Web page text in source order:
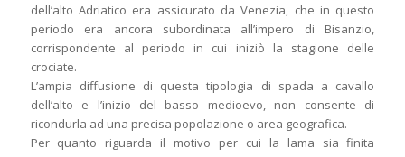
dell’alto Adriatico era assicurato da Venezia, che in questo
periodo era ancora subordinata all’impero di Bisanzio,
corrispondente al periodo in cui iniziò la stagione delle
crociate.
L’ampia diffusione di questa tipologia di spada a cavallo
dell’alto e l’inizio del basso medioevo, non consente di
ricondurla ad una precisa popolazione o area geografica.
Per quanto riguarda il motivo per cui la lama sia finita